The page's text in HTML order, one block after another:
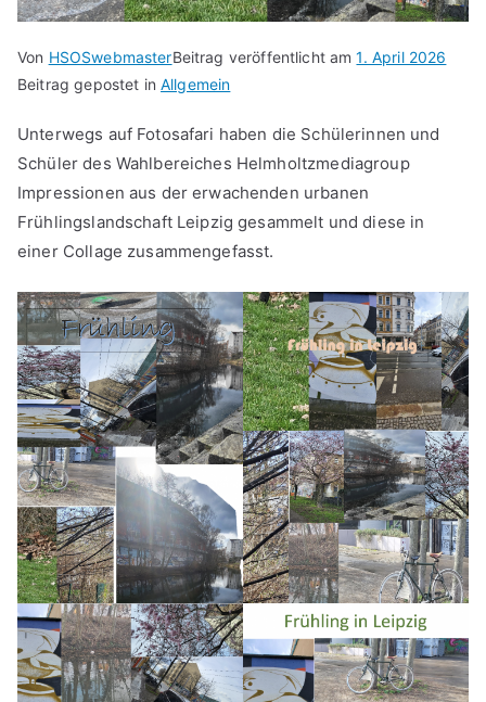
Von HSOSwebmasterBeitrag veröffentlicht am1. April 2026
Beitrag gepostet inAllgemein
Unterwegs auf Fotosafari haben die Schülerinnen und
Schüler des Wahlbereiches Helmholtzmediagroup
Impressionen aus der erwachenden urbanen
Frühlingslandschaft Leipzig gesammelt und diese in
einer Collage zusammengefasst.